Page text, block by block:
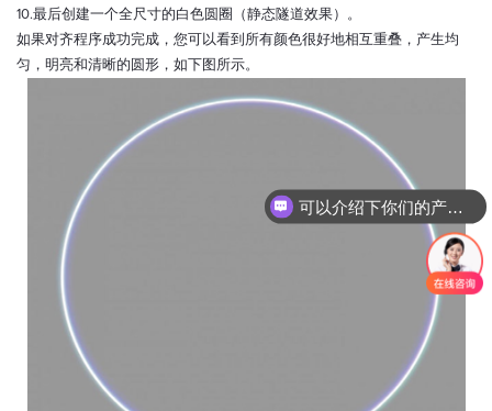
10.最后创建一个全尺寸的白色圆圈（静态隧道效果）。
如果对齐程序成功完成，您可以看到所有颜色很好地相互重叠，产生均
匀，明亮和清晰的圆形，如下图所示。
你们是怎么收费的呢？